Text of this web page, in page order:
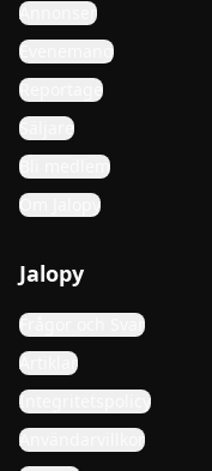
Annonser
Evenemang
Reportage
Säljare
Bli medlem
Om Jalopy
Jalopy
Frågor och Svar
Artiklar
Integritetspolicy
Användarvillkor